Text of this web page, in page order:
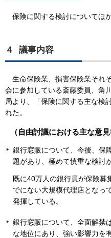
保険に関する検討についてほ
４ 議事内容
生命保険業、損害保険業それ
会に参加している斎藤委員、角
局より、「保険に関する主な検
れた。
（自由討議における主な意見
銀行窓販について、今後、保
題があり、極めて慎重な検討
既に40万人の銀行員が保険募
でにない大規模代理店となっ
発揮している。
銀行窓販について、全面解禁
な地位にあり、強い影響力を